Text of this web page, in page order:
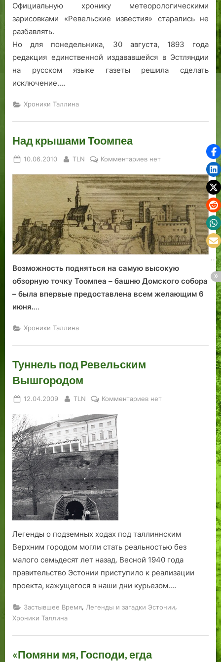
Официальную хронику метеорологическими
зарисовками «Ревельские известия» старались не
разбавлять.
Но для понедельника, 30 августа, 1893 года
редакция единственной издававшейся в Эстляндии
на русском языке газеты решила сделать
исключение.…
Хроники Таллина
Над крышами Тоомпеа
Posted
10.06.2010 By
TLN Комментариевк
Над
крышами
Тоомпеа
нет
Возможность подняться на самую высокую
обзорную точку Тоомпеа – башню Домского собора
– была впервые предоставлена всем желающим 6
июня.…
Хроники Таллина
Туннель под Ревельским
Вышгородом
Posted
12.04.2009 By
TLN Комментариевкнет
Легенды о подземных ходах под таллиннским
Верхним городом могли стать реальностью без
малого семьдесят лет назад. Весной 1940 года
правительство Эстонии приступило к реализации
проекта, кажущегося в наши дни курьезом.…
Застывшее Время, Легенды и загадки Эстонии,
Хроники Таллина
«Помяни мя, Господи, егда